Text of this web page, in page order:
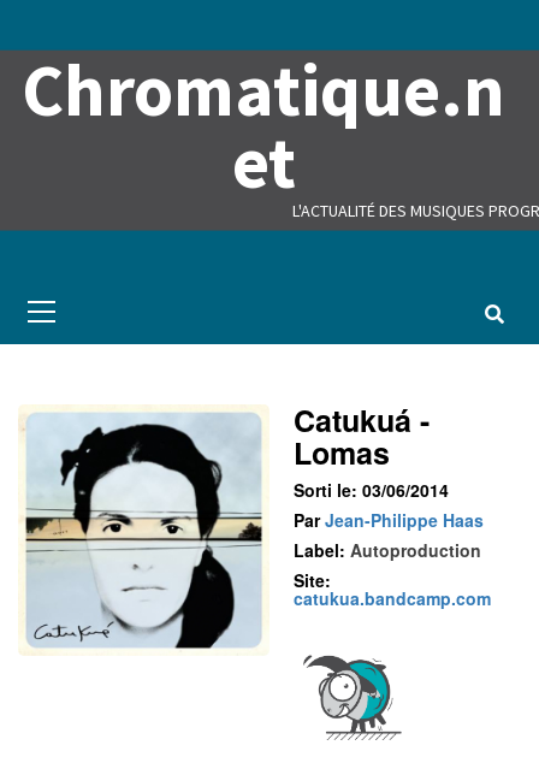
Chromatique.n
et
L'ACTUALITÉ DES MUSIQUES
Menu
Catukuá -
Lomas
Sorti le: 03/06/2014
ParJean-Philippe Haas
Label: Autoproduction
Site:
catukua.bandcamp.com